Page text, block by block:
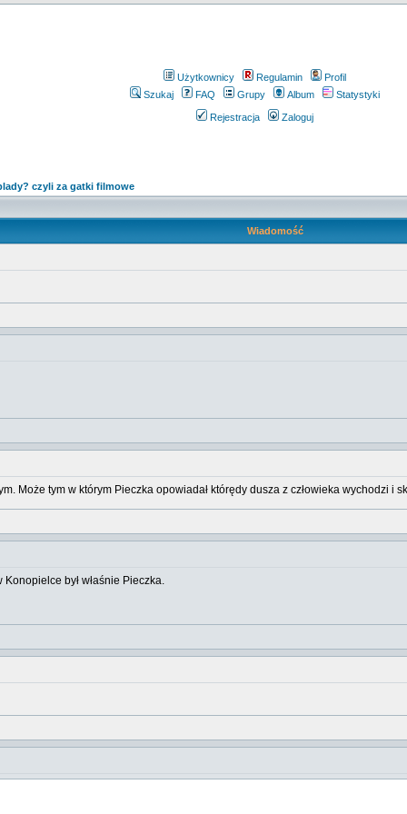
Użytkownicy Regulamin
Profil
Szukaj
FAQ Grupy Album Statystyki
Rejestracja Zaloguj
czyli za gatki filmowe
Wiadomość
Może tym w którym Pieczka opowiadał którędy dusza z człowieka wychodzi i
był właśnie Pieczka.